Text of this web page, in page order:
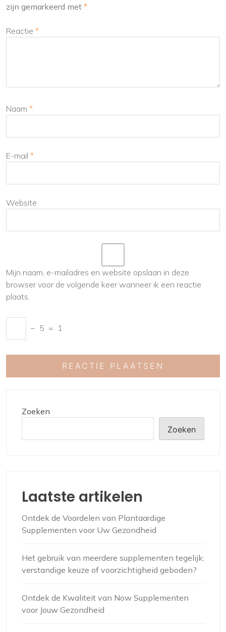
zijn gemarkeerd met *
Reactie *
Naam *
E-mail *
Website
Mijn naam, e-mailadres en website opslaan in deze
browser voor de volgende keer wanneer ik een reactie
plaats.
− 5 = 1
Zoeken
Zoeken
Laatste artikelen
Ontdek de Voordelen van Plantaardige
Supplementen voor Uw Gezondheid
Het gebruik van meerdere supplementen tegelijk:
verstandige keuze of voorzichtigheid geboden?
Ontdek de Kwaliteit van Now Supplementen
voor Jouw Gezondheid